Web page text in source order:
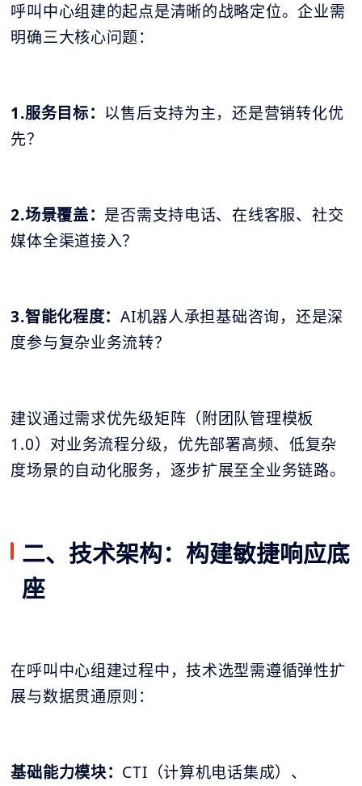
呼叫中心组建的起点是清晰的战略定位。企业需
明确三大核心问题：
1.服务目标： 以售后支持为主，还是营销转化优
先？
2.场景覆盖：是否需支持电话、在线客服、社交
媒体全渠道接入？
3.智能化程度：AI机器人承担基础咨询，还是深
度参与复杂业务流转？
建议通过需求优先级矩阵（附团队管理模板
1.0）对业务流程分级，优先部署高频、低复杂
度场景的自动化服务，逐步扩展至全业务链路。
二、技术架构：构建敏捷响应底
座
在呼叫中心组建过程中，技术选型需遵循弹性扩
展与数据贯通原则：
基础能力模块： CTI（计算机电话集成）、